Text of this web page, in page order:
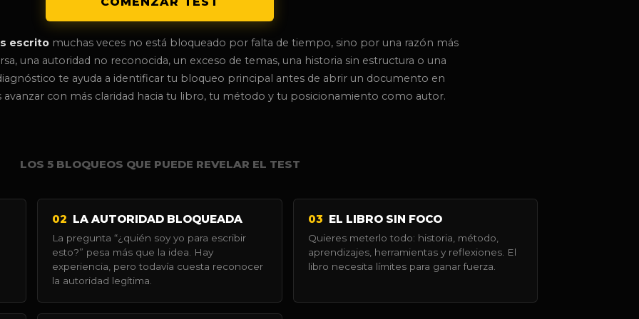
escrito muchas veces no está bloqueado por falta de tiempo, sino por una razón más
una autoridad no reconocida, un exceso de temas, una historia sin estructura o una
te ayuda a identificar tu bloqueo principal antes de abrir un documento en
avanzar con más claridad hacia tu libro, tu método y tu posicionamiento como autor.
LOS 5 BLOQUEOS QUE PUEDE REVELAR EL TEST
02 LA AUTORIDAD BLOQUEADA
La pregunta “¿quién soy yo para escribir
esto?” pesa más que la idea. Hay
experiencia, pero todavía cuesta reconocer
la autoridad legítima.
03 EL LIBRO SIN FOCO
Quieres meterlo todo: historia, método,
aprendizajes, herramientas y reflexiones. El
libro necesita límites para ganar fuerza.